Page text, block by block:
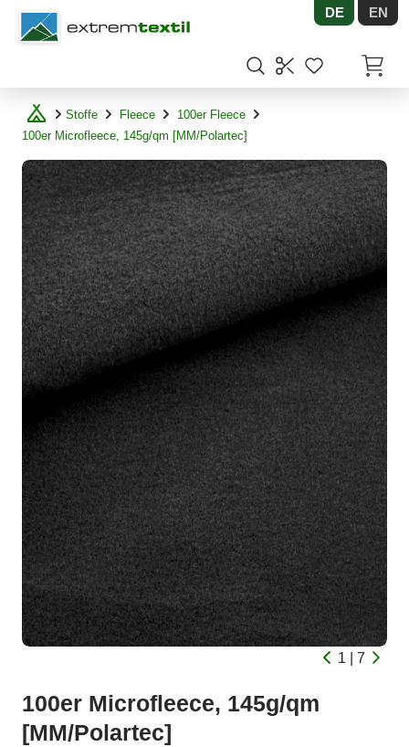
Shopware DE EN
Stoffe Fleece
100er Fleece
100er Microfleece, 145g/qm [MM/Polartec]
1 | 7
100er Microfleece, 145g/qm
[MM/Polartec]